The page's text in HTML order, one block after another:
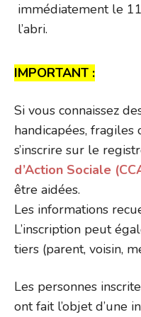
immédiatement le
l’abri.
IMPORTANT :
Si vous connaissez
handicapées, fragiles
s’inscrire sur le
d’Action Sociale
être aidées.
Les informations
L’inscription peut
tiers (parent, voisin,
Les personnes
ont fait l’objet d’une